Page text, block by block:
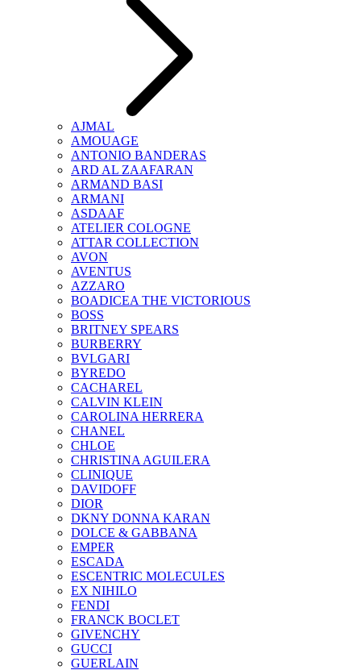
AJMAL
AMOUAGE
ANTONIO BANDERAS
ARD AL ZAAFARAN
ARMAND BASI
ARMANI
ASDAAF
ATELIER COLOGNE
ATTAR COLLECTION
AVON
AVENTUS
AZZARO
BOADICEA THE VICTORIOUS
BOSS
BRITNEY SPEARS
BURBERRY
BVLGARI
BYREDO
CACHAREL
CALVIN KLEIN
CAROLINA HERRERA
CHANEL
CHLOE
CHRISTINA AGUILERA
CLINIQUE
DAVIDOFF
DIOR
DKNY DONNA KARAN
DOLCE & GABBANA
EMPER
ESCADA
ESCENTRIC MOLECULES
EX NIHILO
FENDI
FRANCK BOCLET
GIVENCHY
GUCCI
GUERLAIN